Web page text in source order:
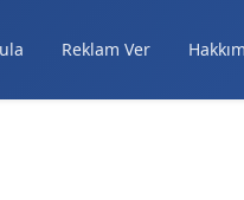
Reklam Ver